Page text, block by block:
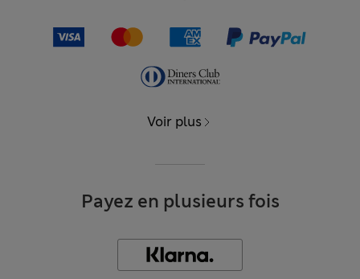
Voir plus
Payez en plusieurs fois